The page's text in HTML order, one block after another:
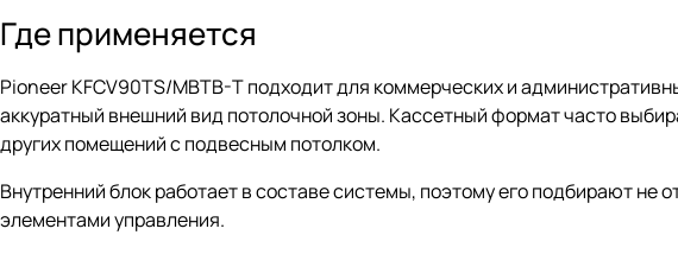
Где применяется
Pioneer KFCV90TS/MBTB-T подходит для коммерческих и
аккуратный внешний вид потолочной зоны. Кассетный формат часто
других помещений с подвесным потолком.
Внутренний блок работает в составе системы, поэтому его подбирают
элементами управления.